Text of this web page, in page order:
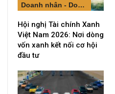
Doanh nhân - Doanh nghiệp
Hội nghị Tài chính Xanh
Việt Nam 2026: Nơi dòng
vốn xanh kết nối cơ hội
đầu tư